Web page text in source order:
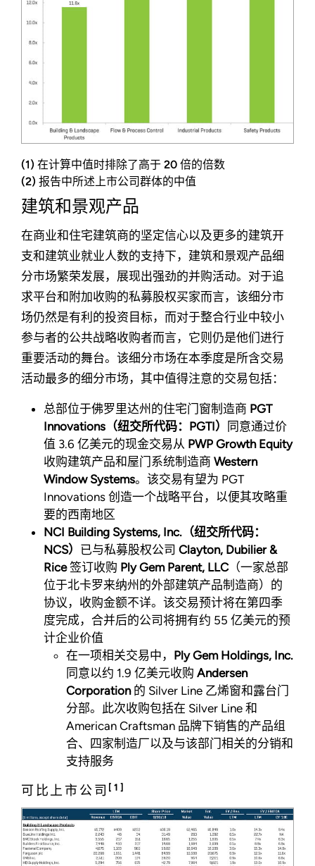
(1) 在计算中值时排除了高于 20 倍的倍数
(2) 报告中所述上市公司群体的中值
建筑和景观产品
在商业和住宅建筑商的坚定信心以及更多的建筑开
支和建筑业就业人数的支持下，建筑和景观产品细
分市场繁荣发展，展现出强劲的并购活动。对于追
求平台和附加收购的私募股权买家而言，该细分市
场仍然是有利的投资目标，而对于整合行业中较小
参与者的公共战略收购者而言，它则仍是他们进行
重要活动的舞台。该细分市场在本季度是所含交易
活动最多的细分市场，其中值得注意的交易包括：
总部位于佛罗里达州的住宅门窗制造商 PGT
Innovations（纽交所代码：PGTI）
同意通过价
值 3.6 亿美元的现金交易从 PWP Growth Equity
收购建筑产品和屋门系统制造商 Western
Window Systems。该交易有望为 PGT
Innovations 创造一个战略平台，以便其攻略重
要的西南地区
NCI Building Systems, Inc.（纽交所代码：
NCS） 已与私募股权公司 Clayton, Dubilier &
Rice签订收购 Ply Gem Parent, LLC（一家总部
位于北卡罗来纳州的外部建筑产品制造商）的
协议，收购金额不详。该交易预计将在第四季
度完成，合并后的公司将拥有约 55 亿美元的预
计企业价值
在一项相关交易中， Ply Gem Holdings, Inc.
同意以约 1.9 亿美元收购 Andersen
Corporation的 Silver Line 乙烯窗和露台门
分部。此次收购包括在 Silver Line 和
American Craftsman 品牌下销售的产品组
合、四家制造厂以及与该部门相关的分销和
支持服务
可比上市公司 [1]